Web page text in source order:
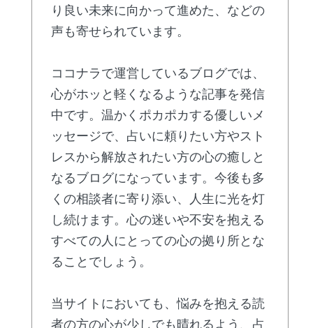
り良い未来に向かって進めた、などの
声も寄せられています。
ココナラで運営しているブログでは、
心がホッと軽くなるような記事を発信
中です。温かくポカポカする優しいメ
ッセージで、占いに頼りたい方やスト
レスから解放されたい方の心の癒しと
なるブログになっています。今後も多
くの相談者に寄り添い、人生に光を灯
し続けます。心の迷いや不安を抱える
すべての人にとっての心の拠り所とな
ることでしょう。
当サイトにおいても、悩みを抱える読
者の方の心が少しでも晴れるよう、占